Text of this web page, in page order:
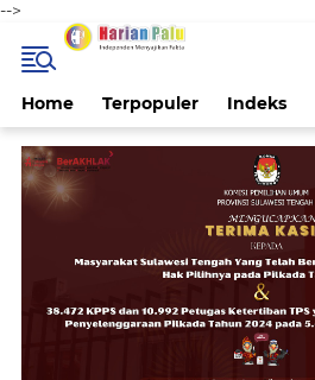
-->
Home Terpopuler Indeks